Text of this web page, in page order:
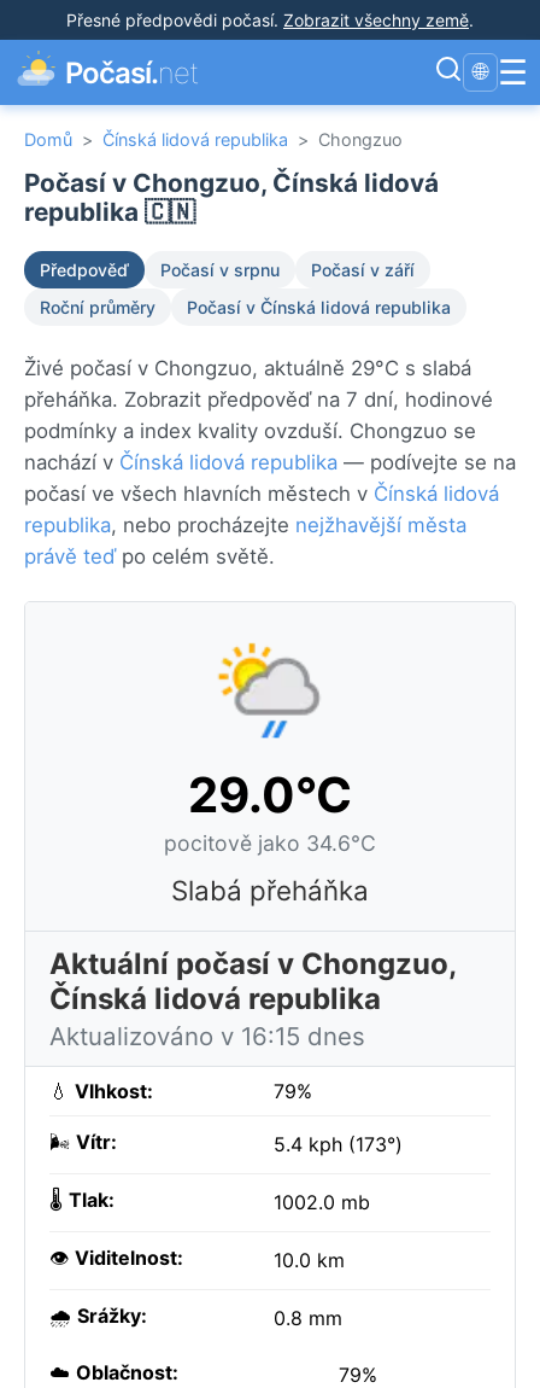
Přesné předpovědi počasí. Zobrazit všechny země.
Počasí.net 🌐 ☰
Domů > Čínská lidová republika > Chongzuo
Počasí v Chongzuo, Čínská lidová
republika 🇨🇳
Předpověď Počasí v srpnu
Počasí v září
Roční průměry
Počasí v Čínská lidová republika
Živé počasí v Chongzuo, aktuálně 29°C s slabá
přeháňka. Zobrazit předpověď na 7 dní, hodinové
podmínky a index kvality ovzduší. Chongzuo se
nachází v Čínská lidová republika — podívejte se na
počasí ve všech hlavních městech v Čínská lidová
republika, nebo procházejte nejžhavější města
právě teďpo celém světě.
29.0°C
pocitově jako 34.6°C
Slabá přeháňka
Aktuální počasí v Chongzuo,
Čínská lidová republika
Aktualizováno v 16:15 dnes
💧 Vlhkost: 79%
🌬️ Vítr: 5.4 kph (173°)
🌡️ Tlak: 1002.0 mb
👁️ Viditelnost: 10.0 km
🌧️ Srážky: 0.8 mm
☁️ Oblačnost: 79%